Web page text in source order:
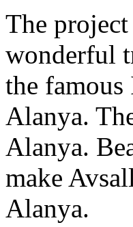
The
wonderful
the
Alanya.
Alanya.
make
Alanya.